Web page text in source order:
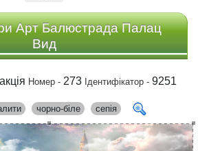
Арт Балюстрада Палац
Вид
Номер - 273 Ідентифікатор - 9251
чорно-біле сепія